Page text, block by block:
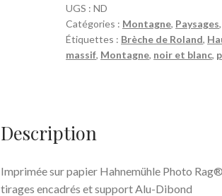
de
neige
poudreuse,
Hautes-
UGS :ND
Catégories : Montagne, Paysages,
Étiquettes : Brèche de Roland,
massif, Montagne, noir et blanc,
Description
Imprimée sur papier Hahnemühle Photo
tirages encadrés et support Alu-Dibond